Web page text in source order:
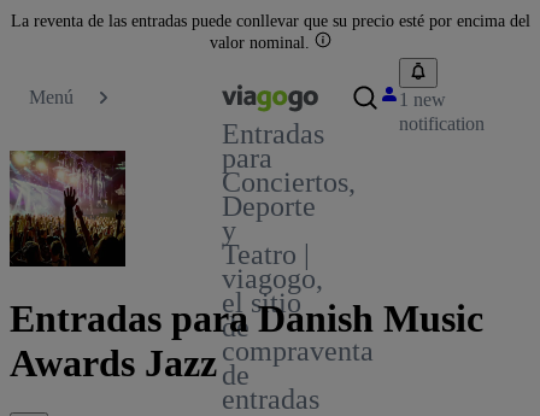
La reventa de las entradas puede conllevar que su precio esté por encima del
valor nominal.
Menú
Entradas
para
Conciertos,
Deporte
y
Teatro |
viagogo,
el sitio
de
compraventa
de
entradas
1 new
notification
Entradas para Danish Music
Awards Jazz